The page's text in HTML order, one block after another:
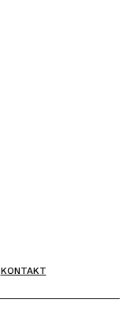
KONTAKT